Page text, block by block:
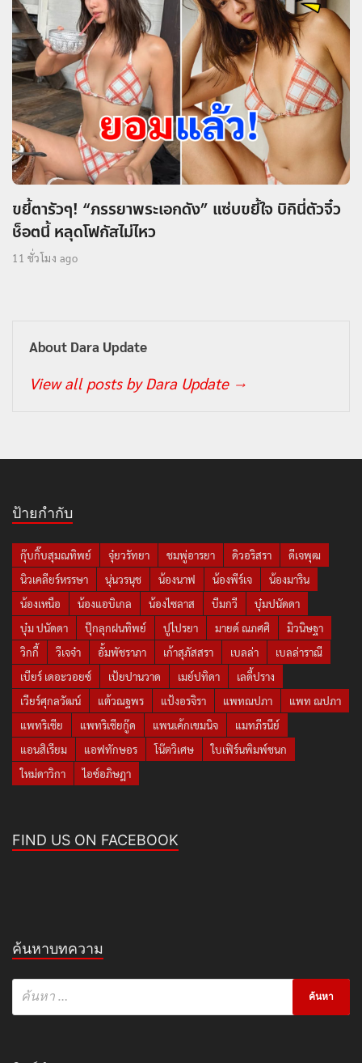
ขยี้ตารัวๆ! “ภรรยาพระเอกดัง” แซ่บขยี้ใจ บิกินี่ตัวจิ๋ว
ช็อตนี้ หลุดโฟกัสไม่ไหว
11 ชั่วโมง ago
About Dara Update
View all posts by Dara Update →
ป้ายกำกับ
กุ๊บกิ๊บสุมณทิพย์ จุ๋ยวรัทยา ชมพู่อารยา ดิวอริสรา
ดีเจพุฒ
นิวเคลียร์หรรษา
นุ่นวรนุช น้องนาฟ น้องพีร์เจ
น้องมาริน
น้องเหนือ
น้องแอบิเกล น้องไซลาส บีมกวี
บุ๋มปนัดดา
บุ๋ม ปนัดดา
ปุ๊กลุกฝนทิพย์ ปูไปรยา มายด์ ณภศศิ
มิวนิษฐา
วิกกี้
วีเจจ๋า อั้มพัชราภา เก้าสุภัสสรา เบลล่า
เบลล่าราณี
เบียร์ เดอะวอยซ์
เป้ยปานวาด เมย์ปทิดา
เลดี้ปราง
เวียร์ศุกลวัฒน์
แต้วณฐพร แป้งอรจิรา แพทณปภา
แพท ณปภา
แพทริเซีย
แพทริเซียกู๊ด แพนเค้กเขมนิจ
แมทภีรนีย์
แอนสิเรียม
แอฟทักษอร โน๊ตวิเศษ
ใบเฟิร์นพิมพ์ชนก
ใหม่ดาวิกา
ไอซ์อภิษฎา
FIND US ON FACEBOOK
ค้นหาบทความ